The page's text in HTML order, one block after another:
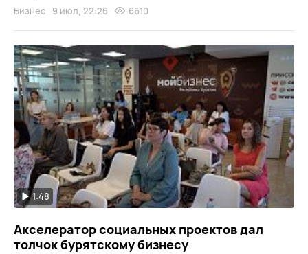
Бизнес 9 июл, 22:26 6610
1:48
Акселератор социальных проектов дал
толчок бурятскому бизнесу